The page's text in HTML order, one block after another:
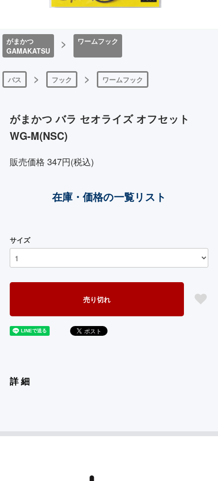
がまかつ
GAMAKATSU
> ワームフック
バス > フック > ワームフック
がまかつ バラ セオライズ オフセット
WG-M(NSC)
販売価格 347円(税込)
在庫・価格の一覧リスト
サイズ
売り切れ
詳細